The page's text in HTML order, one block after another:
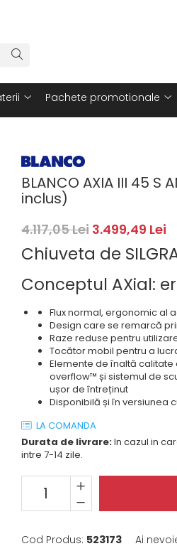
Pachete promotionale
BLANCO AXIA III 45
inclus)
4.117,05 Lei 3.499,49 Lei
Chiuveta de
Conceptul AXial:
Flux normal, ergonomic al
Design care se remarcă
Raze reduse pentru
Tocător mobil pentru a
Elemente de înaltă
overflow™ și sistemul de
ușor de întreținut
Disponibilă și în versiunea
LA COMANDA
Durata de livrare:In cazul in
intre 7-14 zile.
Cod Produs: 523173 Ai